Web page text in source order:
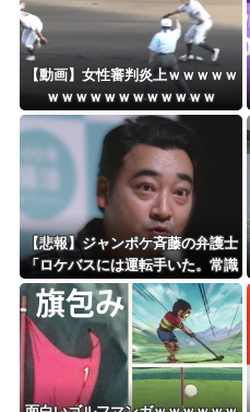
更新中止のお知らせ
【動画】女性審判炎上ｗｗｗｗｗ
ｗｗｗｗｗｗｗｗｗｗｗｗ
【悲報】ジャンポケ斉藤の弁護士
「ロケバスには運転手いた。常識
的に考えてフ●ラさせるわけない
でしょ」